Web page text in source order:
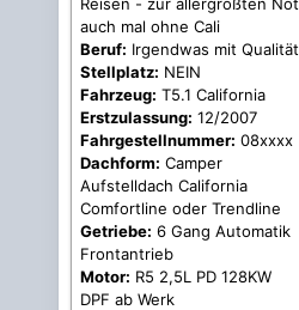
auch mal ohne Cali
Beruf: Irgendwas mit Qualität
Stellplatz: NEIN
Fahrzeug: T5.1 California
Erstzulassung: 12/2007
Fahrgestellnummer: 08xxxx
Dachform: Camper
Aufstelldach California
Comfortline oder Trendline
Getriebe: 6 Gang Automatik
Frontantrieb
Motor: R5 2,5L PD 128KW
DPF ab Werk